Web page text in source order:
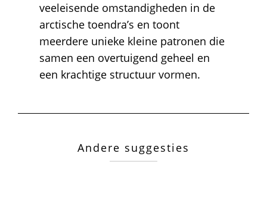
veeleisende omstandigheden in de
arctische toendra’s en toont
meerdere unieke kleine patronen die
samen een overtuigend geheel en
een krachtige structuur vormen.
Andere suggesties